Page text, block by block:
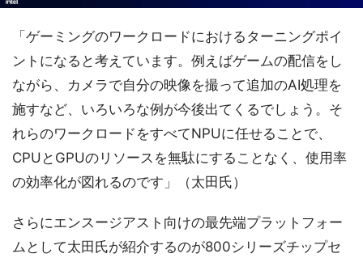
「ゲーミングのワークロードにおけるターニングポイ
ントになると考えています。例えばゲームの配信をし
ながら、カメラで自分の映像を撮って追加のAI処理を
施すなど、いろいろな例が今後出てくるでしょう。そ
れらのワークロードをすべてNPUに任せることで、
CPUとGPUのリソースを無駄にすることなく、使用率
の効率化が図れるのです」（太田氏）
さらにエンスージアスト向けの最先端プラットフォー
ムとして太田氏が紹介するのが800シリーズチップセ